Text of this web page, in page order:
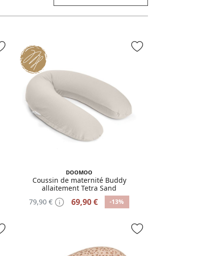
DOOMOO
Coussin de maternité Buddy
allaitement Tetra Sand
79,90 €
69,90 € -13%